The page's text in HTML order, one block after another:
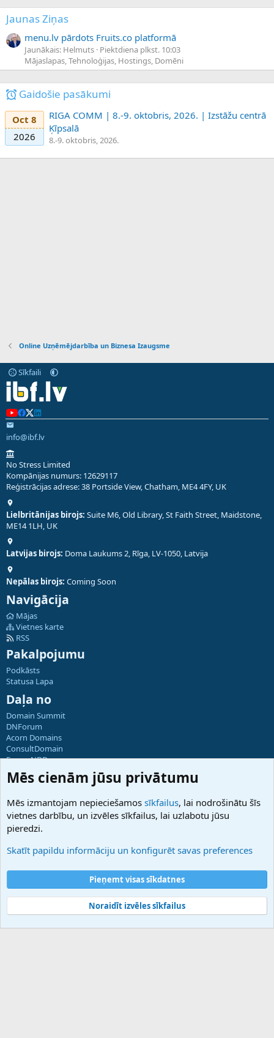
Jaunas Ziņas
menu.lv pārdots Fruits.co platformā
Jaunākais: Helmuts Piektdiena plkst. 10:03
Mājaslapas, Tehnoloģijas, Hostings, Domēni
Gaidošie pasākumi
Oct 8
2026
RIGA COMM | 8.-9. oktobris, 2026. | Izstāžu centrā
Ķīpsalā
8.-9. oktobris, 2026.
Online Uzņēmējdarbība un Biznesa Izaugsme
Sīkfaili
info@ibf.lv
No Stress Limited
Kompānijas numurs: 12629117
Reģistrācijas adrese: 38 Portside View, Chatham, ME4 4FY, UK
Lielbritānijas birojs: Suite M6, Old Library, St Faith Street, Maidstone,
ME14 1LH, UK
Latvijas birojs: Doma Laukums 2, Rīga, LV-1050, Latvija
Nepālas birojs: Coming Soon
Navigācija
Mājas
Vietnes karte
RSS
Pakalpojumu
Podkāsts
Statusa Lapa
Daļa no
Domain Summit
DNForum
Acorn Domains
ConsultDomain
ForumNDD
Domainforum.ro
27.be
Hostmaria
Atbalsts
Palīdzība
Noteikumi un nosacījumi
Privātuma politika
Community platform by XenForo® © 2010-2025 XenForo Ltd.
Mēs cienām jūsu privātumu
Mēs izmantojam nepieciešamos sīkfailus, lai nodrošinātu šīs
vietnes darbību, un izvēles sīkfailus, lai uzlabotu jūsu
pieredzi.
Skatīt papildu informāciju un konfigurēt savas preferences
Pieņemt visas sīkdatnes
Noraidīt izvēles sīkfailus